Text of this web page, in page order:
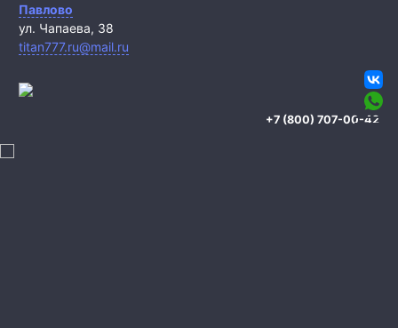
Павлово
ул. Чапаева, 38
titan777.ru@mail.ru
+7 (800) 707-00-42